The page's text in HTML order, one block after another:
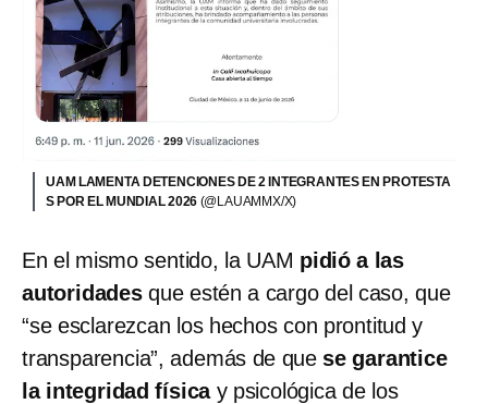
UAM LAMENTA DETENCIONES DE 2 INTEGRANTES EN PROTESTA
S POR EL MUNDIAL 2026 (@LAUAMMX/X)
En el mismo sentido, la UAM pidió a las
autoridadesque estén a cargo del caso, que
“se esclarezcan los hechos con prontitud y
transparencia”, además de que se garantice
la integridad físicay psicológica de los